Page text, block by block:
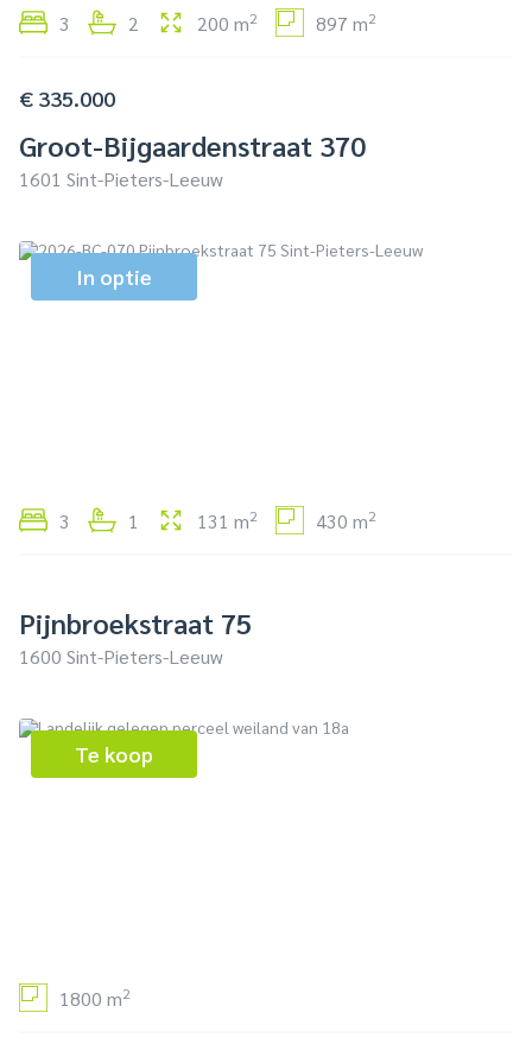
3 2 200 m2 897 m2
€ 335.000
Groot-Bijgaardenstraat 370
1601 Sint-Pieters-Leeuw
In optie
3 1 131 m2 430 m2
Pijnbroekstraat 75
1600 Sint-Pieters-Leeuw
Te koop
1800 m2